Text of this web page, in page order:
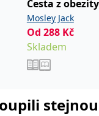
Cesta z obezity
Mosley Jack
Od 288 Kč
Skladem
nastavuje společnost
nastavuje společnost
před návštěvou uvedeného
poskytuje jednoznačně